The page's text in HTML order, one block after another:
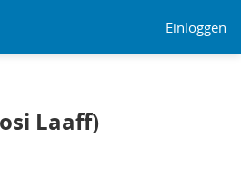
Einloggen
Laaff)